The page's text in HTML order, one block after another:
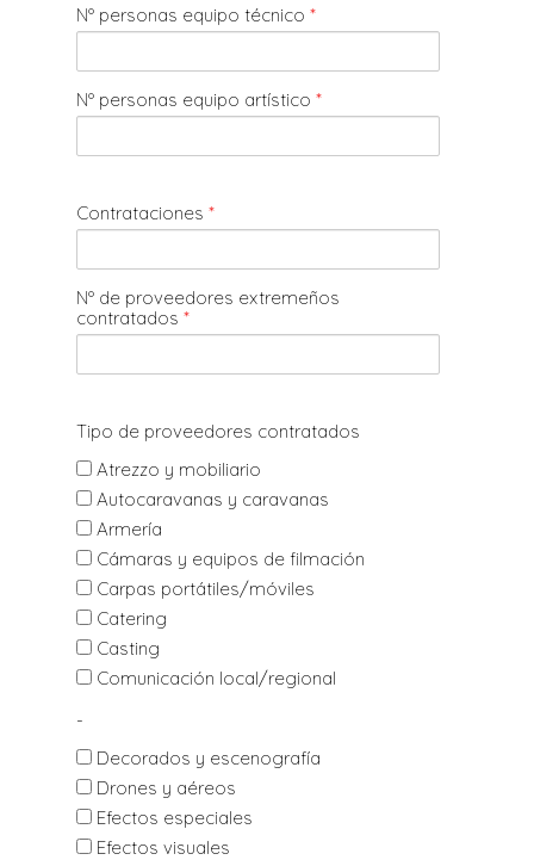
Nº personas equipo técnico*
Nº personas equipo artístico*
Contrataciones*
Nº de proveedores extremeños
contratados*
Tipo de proveedores contratados
Atrezzo y mobiliario
Autocaravanas y caravanas
Armería
Cámaras y equipos de filmación
Carpas portátiles/móviles
Catering
Casting
Comunicación local/regional
-
Decorados y escenografía
Drones y aéreos
Efectos especiales
Efectos visuales